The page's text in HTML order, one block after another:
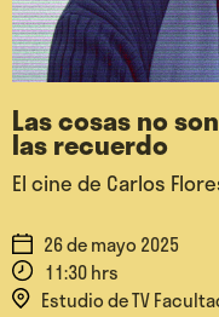
Las cosas no
las recuerdo
El cine de Carlos
26 de mayo 2025
11:30 hrs
Estudio de TV